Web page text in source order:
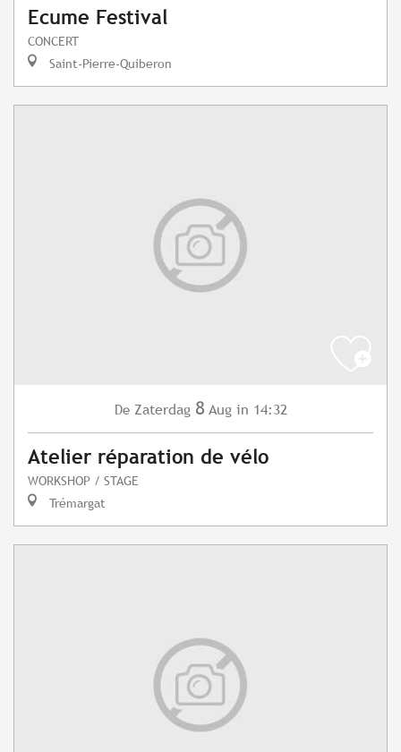
Ecume Festival
CONCERT
Saint-Pierre-Quiberon
De Zaterdag 8 Aug in 14:32
Atelier réparation de vélo
WORKSHOP / STAGE
Trémargat